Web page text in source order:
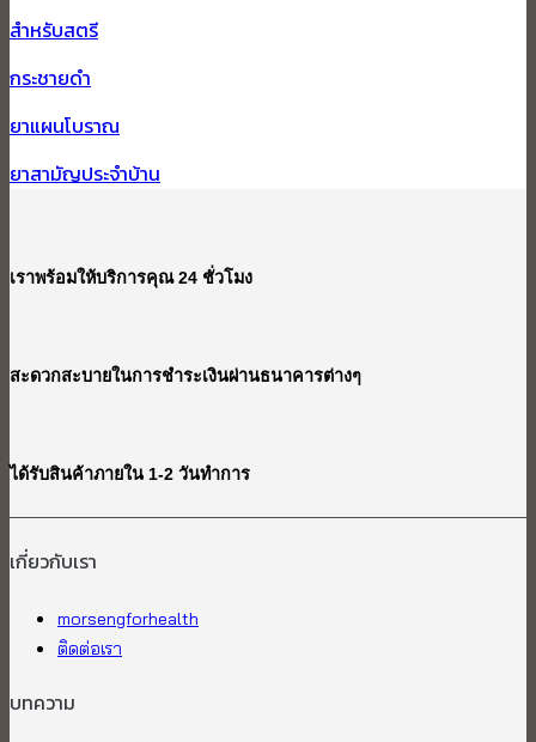
สำหรับสตรี
กระชายดำ
ยาแผนโบราณ
ยาสามัญประจำบ้าน
เราพร้อมให้บริการคุณ 24 ชั่วโมง
สะดวกสะบายในการชำระเงินผ่านธนาคารต่างๆ
ได้รับสินค้าภายใน 1-2 วันทำการ
เกี่ยวกับเรา​
morsengforhealth
ติดต่อเรา
บทความ